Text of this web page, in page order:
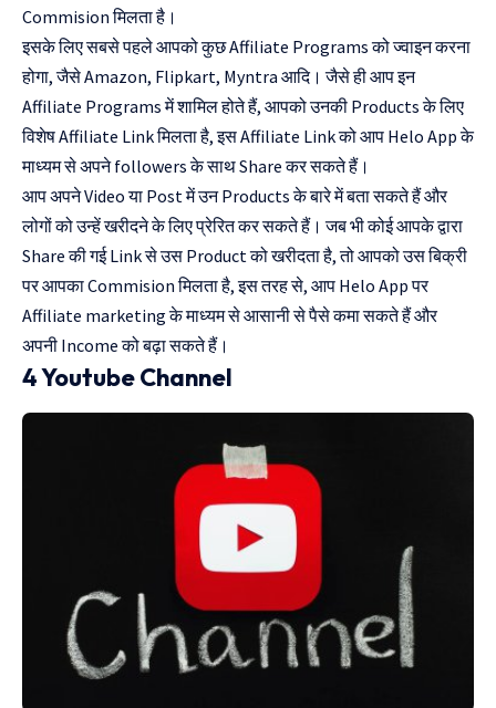
Commision मिलता है।
इसके लिए सबसे पहले आपको कुछ Affiliate Programs को ज्वाइन करना
होगा, जैसे Amazon, Flipkart, Myntra आदि। जैसे ही आप इन
Affiliate Programs में शामिल होते हैं, आपको उनकी Products के लिए
विशेष Affiliate Link मिलता है, इस Affiliate Link को आप Helo App के
माध्यम से अपने followers के साथ Share कर सकते हैं।
आप अपने Video या Post में उन Products के बारे में बता सकते हैं और
लोगों को उन्हें खरीदने के लिए प्रेरित कर सकते हैं। जब भी कोई आपके द्वारा
Share की गई Link से उस Product को खरीदता है, तो आपको उस बिक्री
पर आपका Commision मिलता है, इस तरह से, आप Helo App पर
Affiliate marketing के माध्यम से आसानी से पैसे कमा सकते हैं और
अपनी Income को बढ़ा सकते हैं।
4 Youtube Channel